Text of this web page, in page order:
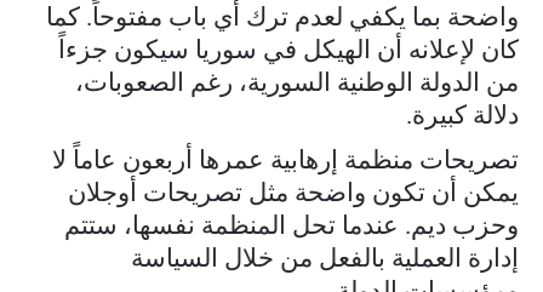
واضحة بما يكفي لعدم ترك أي باب مفتوحاً. كما
كان لإعلانه أن الهيكل في سوريا سيكون جزءاً
من الدولة الوطنية السورية، رغم الصعوبات،
دلالة كبيرة.
تصريحات منظمة إرهابية عمرها أربعون عاماً لا
يمكن أن تكون واضحة مثل تصريحات أوجلان
وحزب ديم. عندما تحل المنظمة نفسها، ستتم
إدارة العملية بالفعل من خلال السياسة